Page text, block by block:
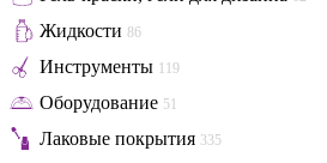
Жидкости 86
Инструменты 119
Оборудование 51
Лаковые покрытия 335